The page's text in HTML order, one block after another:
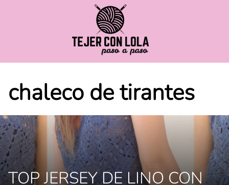
chaleco de tirantes
TOP JERSEY DE LINO CON